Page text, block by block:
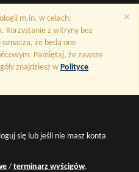
×
m.in. w celach:
Korzystanie z witryny bez
że będą one
Pamiętaj, że zawsze
znajdziesz w Polityce
się lub jeśli nie masz konta
/ terminarz wyścigów.